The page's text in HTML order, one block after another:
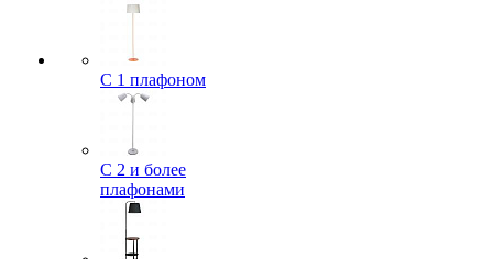
С 1 плафоном
С 2 и более
плафонами